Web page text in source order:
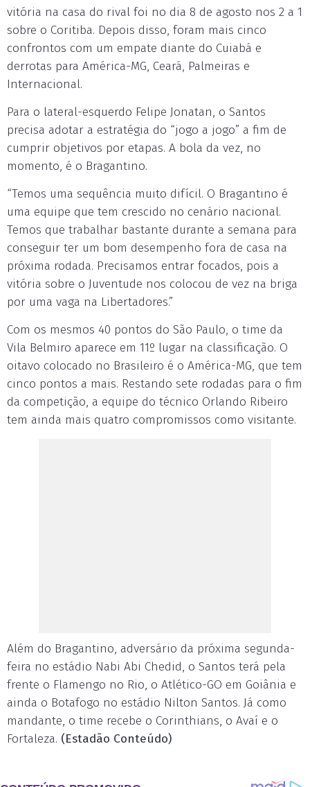
vitória na casa do rival foi no dia 8 de agosto nos 2 a 1
sobre o Coritiba. Depois disso, foram mais cinco
confrontos com um empate diante do Cuiabá e
derrotas para América-MG, Ceará, Palmeiras e
Internacional.
Para o lateral-esquerdo Felipe Jonatan, o Santos
precisa adotar a estratégia do “jogo a jogo” a fim de
cumprir objetivos por etapas. A bola da vez, no
momento, é o Bragantino.
“Temos uma sequência muito difícil. O Bragantino é
uma equipe que tem crescido no cenário nacional.
Temos que trabalhar bastante durante a semana para
conseguir ter um bom desempenho fora de casa na
próxima rodada. Precisamos entrar focados, pois a
vitória sobre o Juventude nos colocou de vez na briga
por uma vaga na Libertadores.”
Com os mesmos 40 pontos do São Paulo, o time da
Vila Belmiro aparece em 11º lugar na classificação. O
oitavo colocado no Brasileiro é o América-MG, que tem
cinco pontos a mais. Restando sete rodadas para o fim
da competição, a equipe do técnico Orlando Ribeiro
tem ainda mais quatro compromissos como visitante.
Além do Bragantino, adversário da próxima segunda-
feira no estádio Nabi Abi Chedid, o Santos terá pela
frente o Flamengo no Rio, o Atlético-GO em Goiânia e
ainda o Botafogo no estádio Nilton Santos. Já como
mandante, o time recebe o Corinthians, o Avaí e o
Fortaleza. (Estadão Conteúdo)